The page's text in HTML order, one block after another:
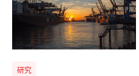
研究